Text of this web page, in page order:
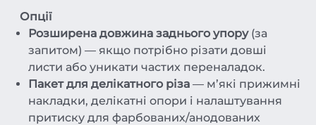
Опції
Розширена довжина заднього упору(за
запитом) — якщо потрібно різати довші
листи або уникати частих переналадок.
Пакет для делікатного різа — м’які прижимні
накладки, делікатні опори і налаштування
притиску для фарбованих/анодованих